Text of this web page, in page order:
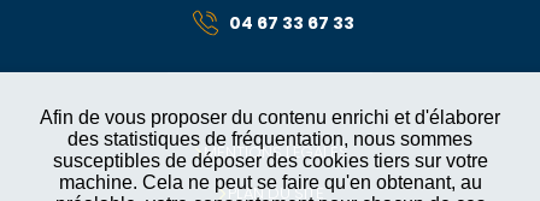
Afin de vous proposer du contenu enrichi et d'élaborer
des statistiques de fréquentation, nous sommes
susceptibles de déposer des cookies tiers sur votre
machine. Cela ne peut se faire qu'en obtenant, au
04 67 33 67 33
MENTIONS LÉGALES
PLAN DU SITE